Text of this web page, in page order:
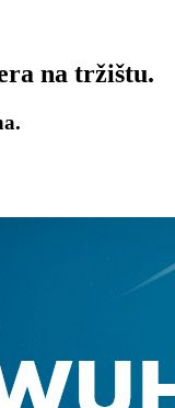
na tržištu.